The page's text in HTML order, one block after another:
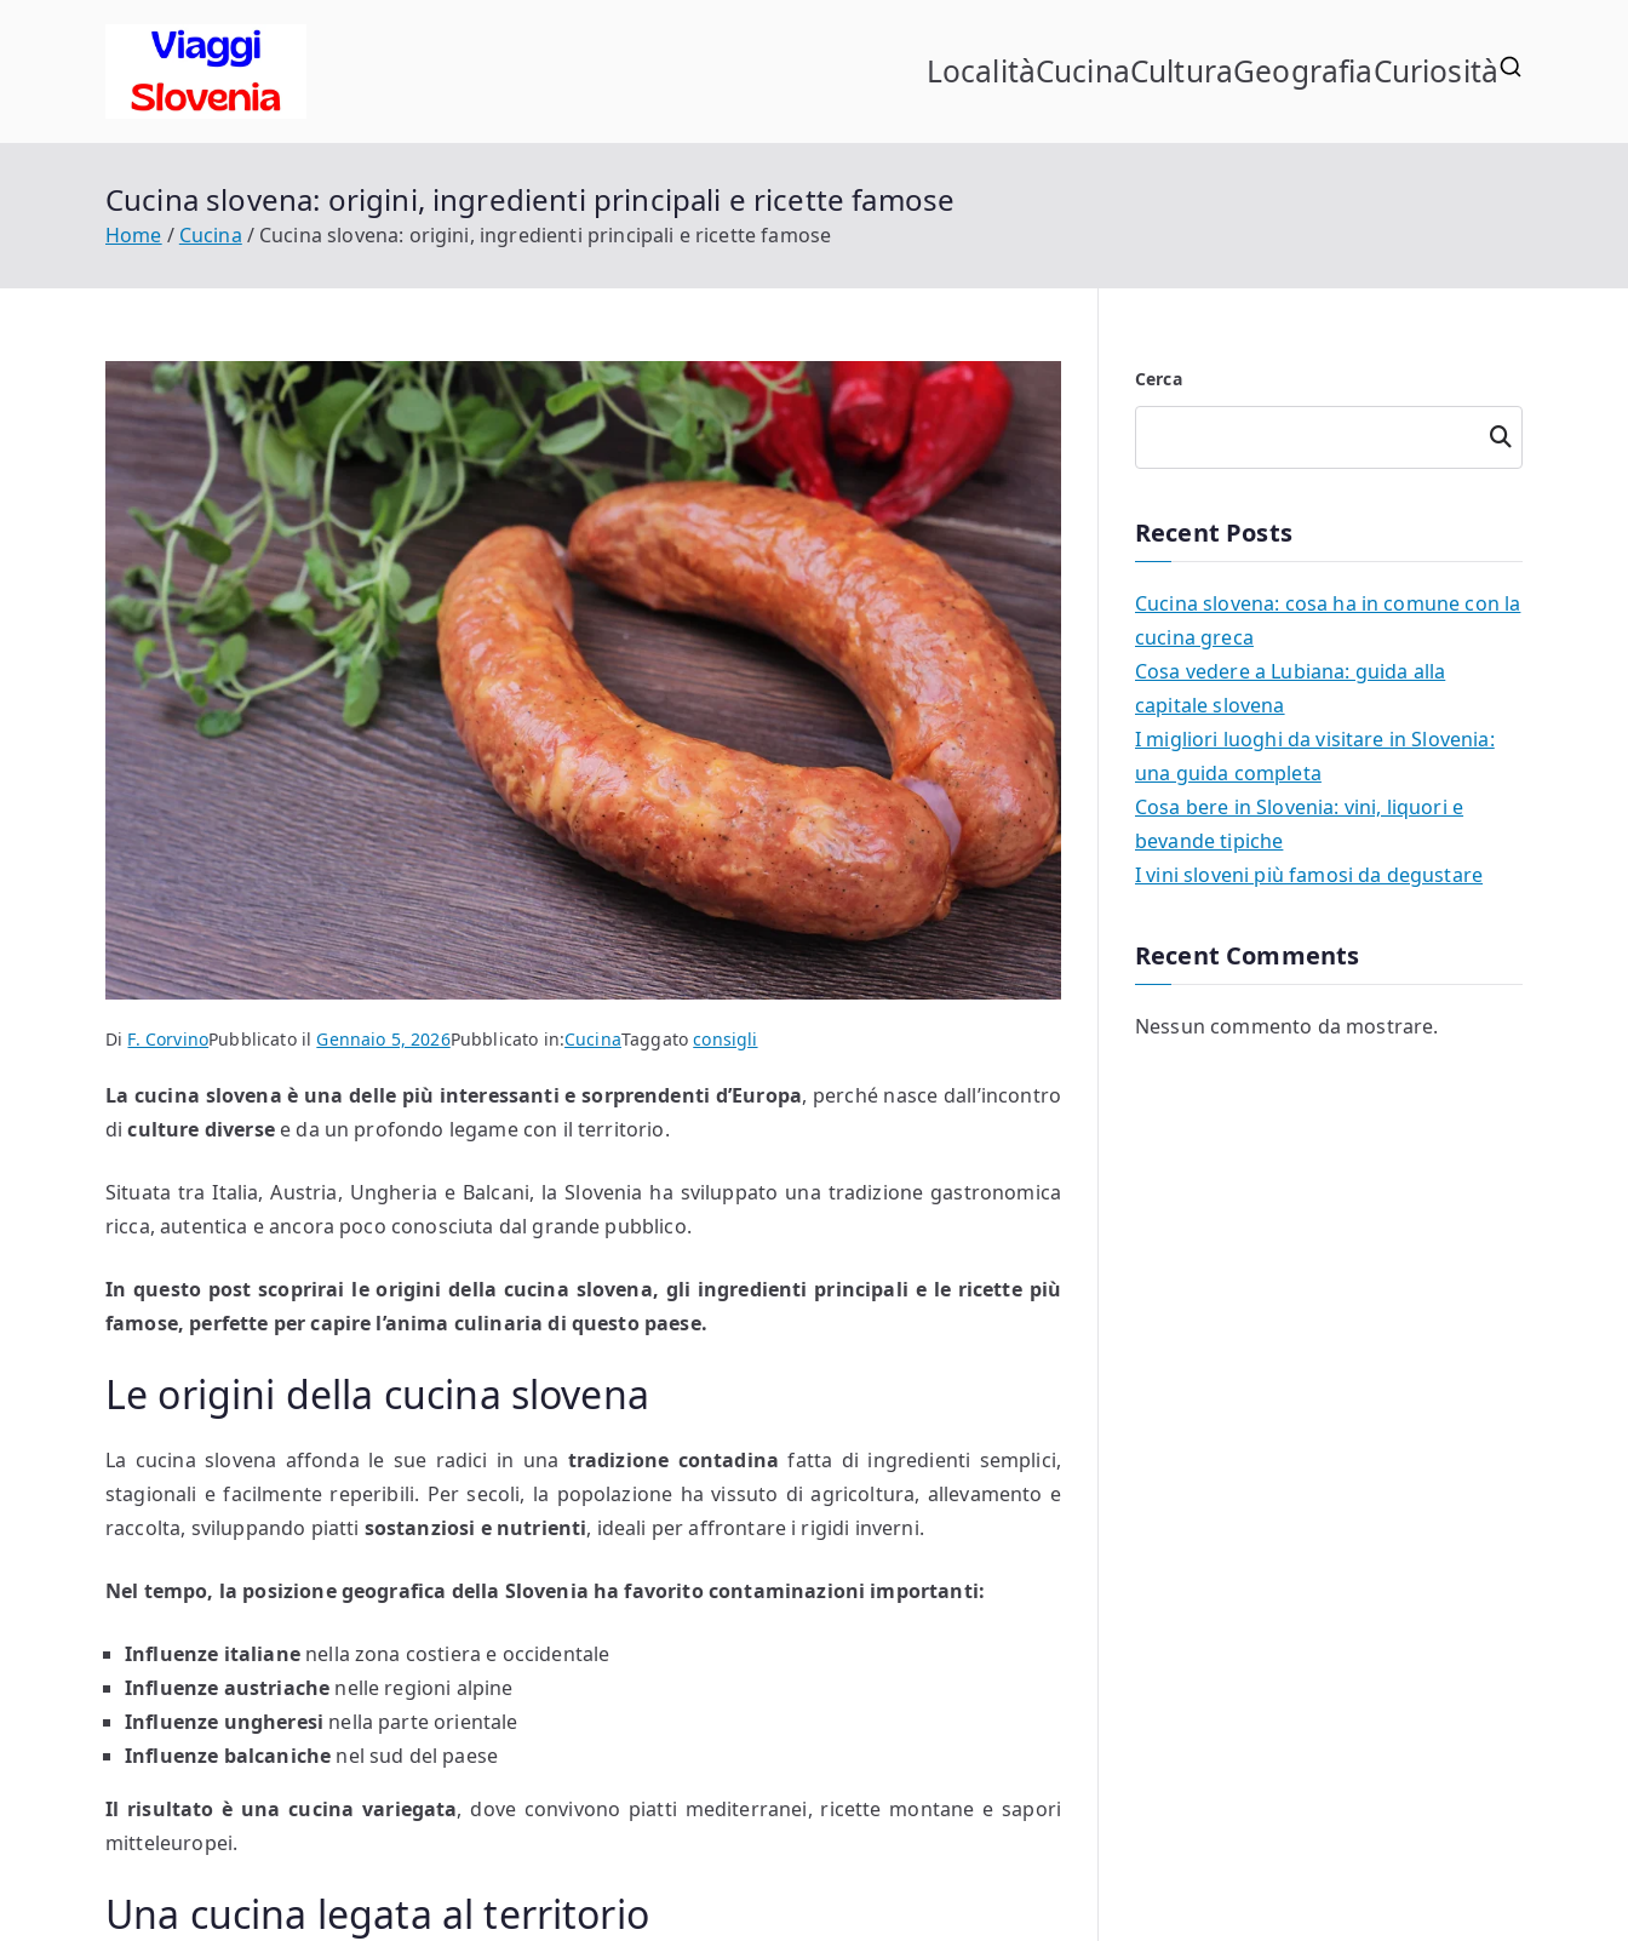
LocalitàCucinaCulturaGeografiaCuriosità
Cucina slovena: origini, ingredienti principali e ricette famose
Home Cucina Cucina slovena: origini, ingredienti principali e ricette famose
Di F. CorvinoPubblicato ilGennaio 5, 2026Pubblicato in:CucinaTaggatoconsigli
La cucina slovena è una delle più interessanti e sorprendenti d’Europa, perché nasce dall’incontro
diculture diversee da un profondo legame con il territorio.
Situata tra Italia, Austria, Ungheria e Balcani, la Slovenia ha sviluppato una tradizione gastronomica
ricca, autentica e ancora poco conosciuta dal grande pubblico.
In questo post scoprirai le origini della cucina slovena, gli ingredienti principali e le ricette più
famose, perfette per capire l’anima culinaria di questo paese.
Le origini della cucina slovena
La cucina slovena affonda le sue radici in una tradizione contadina fatta di ingredienti semplici,
stagionali e facilmente reperibili. Per secoli, la popolazione ha vissuto di agricoltura, allevamento e
raccolta, sviluppando piatti sostanziosi e nutrienti, ideali per affrontare i rigidi inverni.
Nel tempo, la posizione geografica della Slovenia ha favorito contaminazioni importanti:
Influenze italianenella zona costiera e occidentale
Influenze austriache nelle regioni alpine
Influenze ungheresi nella parte orientale
Influenze balcaniche nel sud del paese
Il risultato è una cucina variegata, dove convivono piatti mediterranei, ricette montane e sapori
mitteleuropei.
Una cucina legata al territorio
Cerca
Cerca
Recent Posts
Cucina slovena: cosa ha in comune con la
cucina greca
Cosa vedere a Lubiana: guida alla
capitale slovena
I migliori luoghi da visitare in Slovenia:
una guida completa
Cosa bere in Slovenia: vini, liquori e
bevande tipiche
I vini sloveni più famosi da degustare
Recent Comments
Nessun commento da mostrare.